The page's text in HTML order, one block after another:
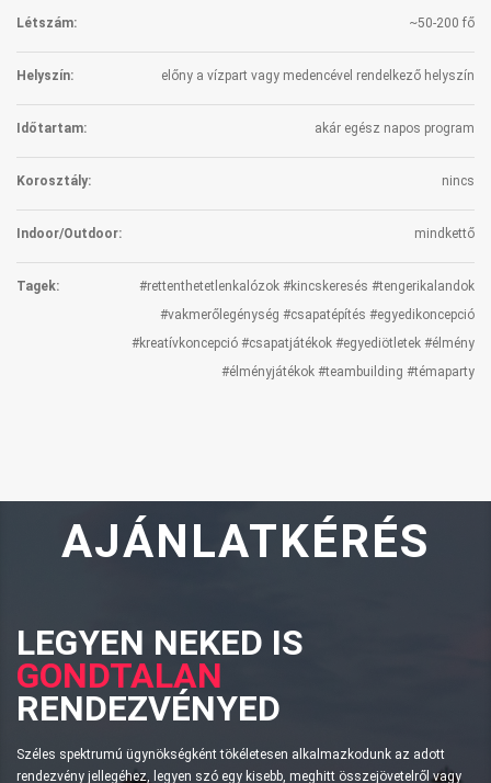
Létszám: ~50-200 fő
Helyszín: előny a vízpart vagy medencével rendelkező helyszín
Időtartam: akár egész napos program
Korosztály: nincs
Indoor/Outdoor: mindkettő
Tagek:
#rettenthetetlenkalózok #kincskeresés #tengerikalandok
#vakmerőlegénység #csapatépítés #egyedikoncepció
#kreatívkoncepció #csapatjátékok #egyediötletek #élmény
#élményjátékok #teambuilding #témaparty
AJÁNLATKÉRÉS
LEGYEN NEKED IS
GONDTALAN
RENDEZVÉNYED
Széles spektrumú ügynökségként tökéletesen alkalmazkodunk az adott
rendezvény jellegéhez, legyen szó egy kisebb, meghitt összejövetelről vagy